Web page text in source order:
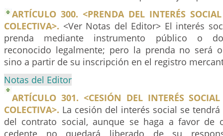
ARTÍCULO 300. <PRENDA DEL INTERÉS
COLECTIVA>. <Ver Notas del Editor> El interés
prenda mediante instrumento público o
reconocido legalmente; pero la prenda no será
sino a partir de su inscripción en el registro
Notas del Editor
ARTÍCULO 301. <CESIÓN DEL INTERÉS
COLECTIVA>. La cesión del interés social se
del contrato social, aunque se haga a favor de
cedente no quedará liberado de su